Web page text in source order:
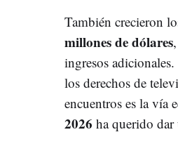
También crecieron
millones de dólares
ingresos
los derechos de
encuentros es la vía
2026 ha querido dar